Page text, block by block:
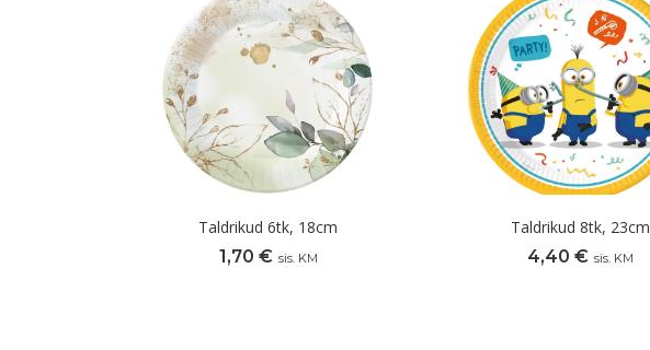
Taldrikud 6tk, 18cm
1,70 € sis. KM
Taldrikud 8tk, 23cm
4,40 € sis. KM